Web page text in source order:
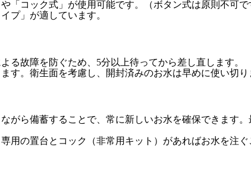
「コック式」が使用可能です。（ボタン式は原則不可
プ」が適しています。
る故障を防ぐため、 5分以上待ってから差し直します。
す。 衛生面を考慮し、開封済みのお水は早めに使い切り
がら備蓄することで、常に新しいお水を確保できます
用の置台とコック（非常用キット）があればお水を注ぐ